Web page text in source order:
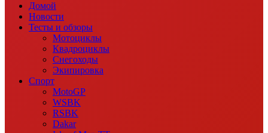
Домой
Новости
Тесты и обзоры
Мотоциклы
Квадроциклы
Снегоходы
Экипировка
Спорт
MotoGP
WSBK
RSBK
Dakar